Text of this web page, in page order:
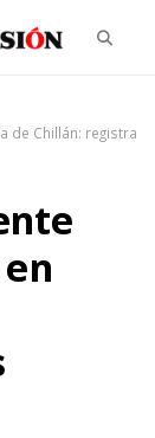
de Chillán: registra